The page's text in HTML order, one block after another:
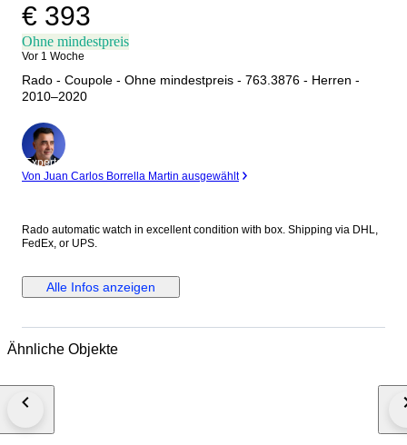
€ 393
Ohne mindestpreis
Vor 1 Woche
Rado - Coupole - Ohne mindestpreis - 763.3876 - Herren -
2010–2020
Experte
Von Juan Carlos Borrella Martin ausgewählt
Rado automatic watch in excellent condition with box. Shipping via DHL,
FedEx, or UPS.
Alle Infos anzeigen
Ähnliche Objekte